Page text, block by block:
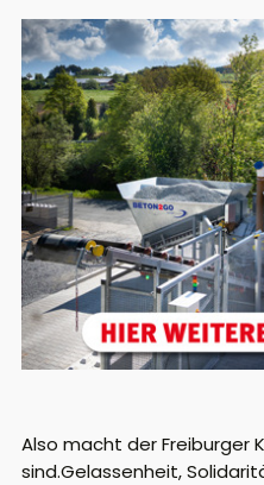
Also macht der Freiburger
sind.Gelassenheit,